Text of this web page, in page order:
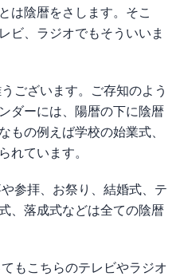
は陰暦をさします。そこ
ビ、ラジオでもそういいま
ございます。ご存知のよう
ダーには、陽暦の下に陰暦
もの例えば学校の始業式、
れています。
参拝、お祭り、結婚式、テ
、落成式などは全ての陰暦
もこちらのテレビやラジオ